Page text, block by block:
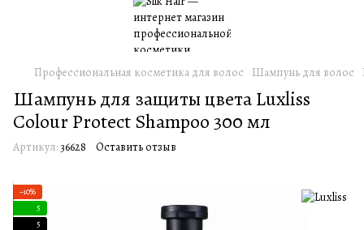
Профессиональная косметика для волос Шампунь для волос
Шампунь для защиты цвета Luxliss
Colour Protect Shampoo 300 мл
Артикул: 36628 Оставить отзыв
−10%
5
5